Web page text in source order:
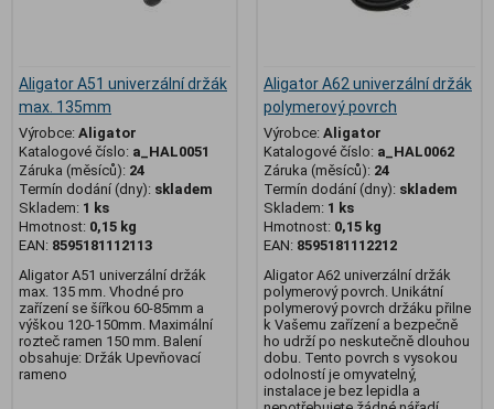
Aligator A51 univerzální držák
max. 135mm
Výrobce: Aligator
Katalogové číslo: a_HAL0051
Záruka (měsíců): 24
Termín dodání (dny): skladem
Skladem: 1 ks
Hmotnost: 0,15 kg
EAN: 8595181112113
Aligator A51 univerzální držák
max. 135 mm. Vhodné pro
zařízení se šířkou 60-85mm a
výškou 120-150mm. Maximální
rozteč ramen 150 mm. Balení
obsahuje: Držák Upevňovací
rameno
Aligator A62 univerzální držák
polymerový povrch
Výrobce: Aligator
Katalogové číslo: a_HAL0062
Záruka (měsíců): 24
Termín dodání (dny): skladem
Skladem: 1 ks
Hmotnost: 0,15 kg
EAN: 8595181112212
Aligator A62 univerzální držák
polymerový povrch. Unikátní
polymerový povrch držáku přilne
k Vašemu zařízení a bezpečně
ho udrží po neskutečně dlouhou
dobu. Tento povrch s vysokou
odolností je omyvatelný,
instalace je bez lepidla a